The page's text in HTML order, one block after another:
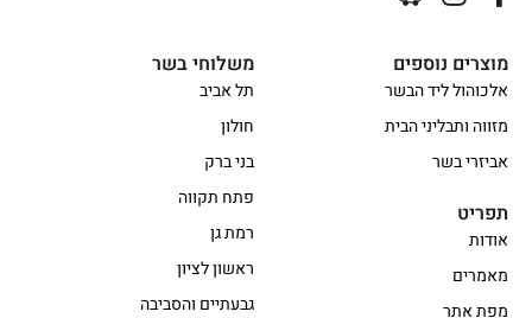
משלוחי בשר
תל אביב
חולון
בני ברק
פתח תקווה
רמת גן
ראשון לציון
גבעתיים והסביבה
מוצרים נוספים
אלכוהול ליד הבשר
מזווה ותבליני הבית
אביזרי בשר
תפריט
אודות
מאמרים
מפת אתר